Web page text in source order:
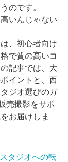
のです。
いんじゃない
、初心者向け
で質の高いコ
記事では、大
イントと、西
ジオ選びのガ
売撮影をサポ
お届けしま
タジオへの転